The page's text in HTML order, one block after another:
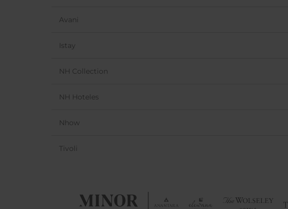
Avani
Istay
NH Collection
NH Hoteles
Nhow
Tivoli